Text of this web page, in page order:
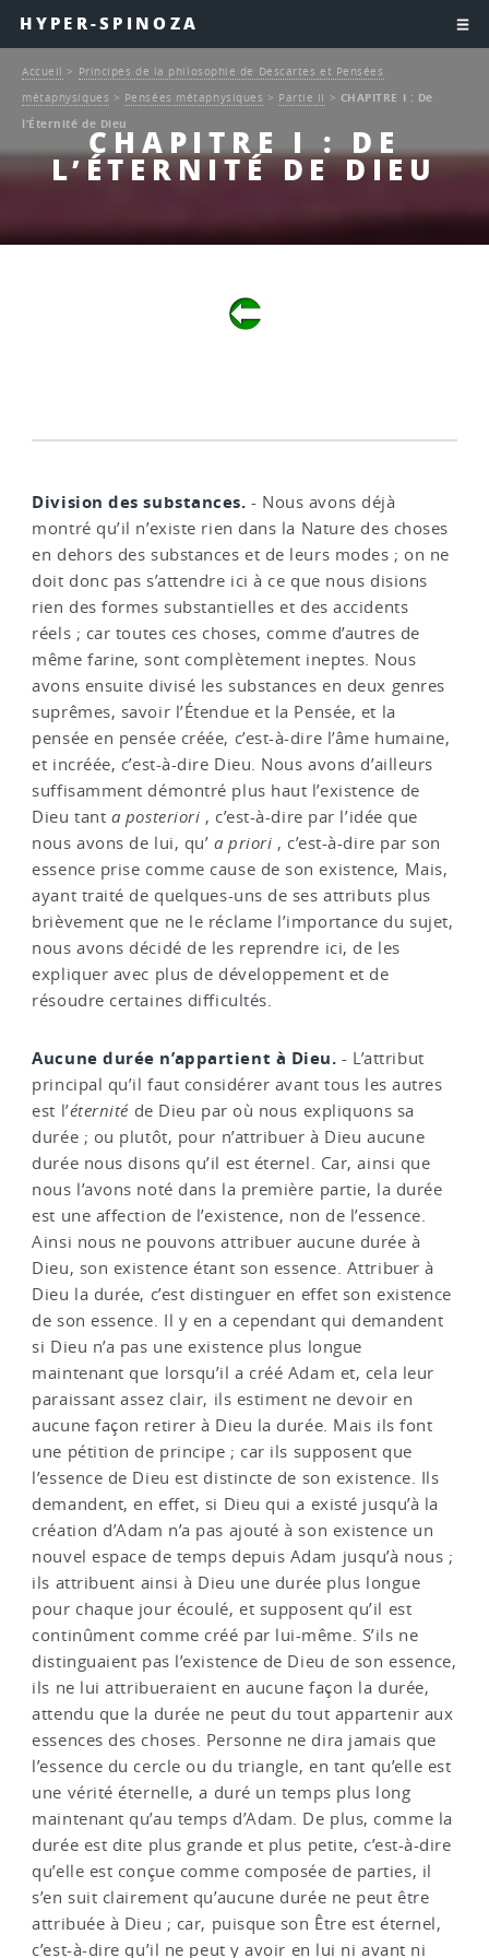
HYPER-SPINOZA
CHAPITRE I : DE
L’ÉTERNITÉ DE DIEU
Accueil > Principes de la philosophie de Descartes et Pensées
métaphysiques > Pensées métaphysiques > Partie II > CHAPITRE I : De
l’Éternité de Dieu
Division des substances. - Nous avons déjà
montré qu’il n’existe rien dans la Nature des choses
en dehors des substances et de leurs modes ; on ne
doit donc pas s’attendre ici à ce que nous disions
rien des formes substantielles et des accidents
réels ; car toutes ces choses, comme d’autres de
même farine, sont complètement ineptes. Nous
avons ensuite divisé les substances en deux genres
suprêmes, savoir l’Étendue et la Pensée, et la
pensée en pensée créée, c’est-à-dire l’âme humaine,
et incréée, c’est-à-dire Dieu. Nous avons d’ailleurs
suffisamment démontré plus haut l’existence de
Dieu tant a posteriori , c’est-à-dire par l’idée que
nous avons de lui, qu’ a priori , c’est-à-dire par son
essence prise comme cause de son existence, Mais,
ayant traité de quelques-uns de ses attributs plus
brièvement que ne le réclame l’importance du sujet,
nous avons décidé de les reprendre ici, de les
expliquer avec plus de développement et de
résoudre certaines difficultés.
Aucune durée n’appartient à Dieu. - L’attribut
principal qu’il faut considérer avant tous les autres
est l’éternité de Dieu par où nous expliquons sa
durée ; ou plutôt, pour n’attribuer à Dieu aucune
durée nous disons qu’il est éternel. Car, ainsi que
nous l’avons noté dans la première partie, la durée
est une affection de l’existence, non de l’essence.
Ainsi nous ne pouvons attribuer aucune durée à
Dieu, son existence étant son essence. Attribuer à
Dieu la durée, c’est distinguer en effet son existence
de son essence. Il y en a cependant qui demandent
si Dieu n’a pas une existence plus longue
maintenant que lorsqu’il a créé Adam et, cela leur
paraissant assez clair, ils estiment ne devoir en
aucune façon retirer à Dieu la durée. Mais ils font
une pétition de principe ; car ils supposent que
l’essence de Dieu est distincte de son existence. Ils
demandent, en effet, si Dieu qui a existé jusqu’à la
création d’Adam n’a pas ajouté à son existence un
nouvel espace de temps depuis Adam jusqu’à nous ;
ils attribuent ainsi à Dieu une durée plus longue
pour chaque jour écoulé, et supposent qu’il est
continûment comme créé par lui-même. S’ils ne
distinguaient pas l’existence de Dieu de son essence,
ils ne lui attribueraient en aucune façon la durée,
attendu que la durée ne peut du tout appartenir aux
essences des choses. Personne ne dira jamais que
l’essence du cercle ou du triangle, en tant qu’elle est
une vérité éternelle, a duré un temps plus long
maintenant qu’au temps d’Adam. De plus, comme la
durée est dite plus grande et plus petite, c’est-à-dire
qu’elle est conçue comme composée de parties, il
s’en suit clairement qu’aucune durée ne peut être
attribuée à Dieu ; car, puisque son Être est éternel,
c’est-à-dire qu’il ne peut y avoir en lui ni avant ni